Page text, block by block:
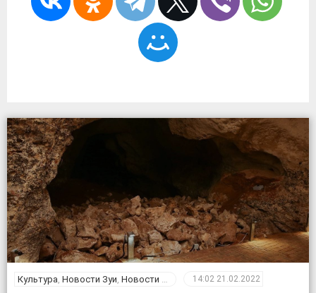
Культура Новости Зуи Новости Крыма 14:02 21.02.2022